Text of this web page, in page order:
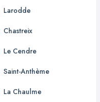
Larodde
Chastreix
Le Cendre
Saint-Anthème
La Chaulme